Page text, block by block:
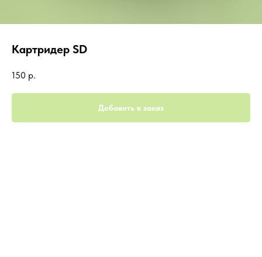
Картридер SD
150 р.
Добавить в заказ